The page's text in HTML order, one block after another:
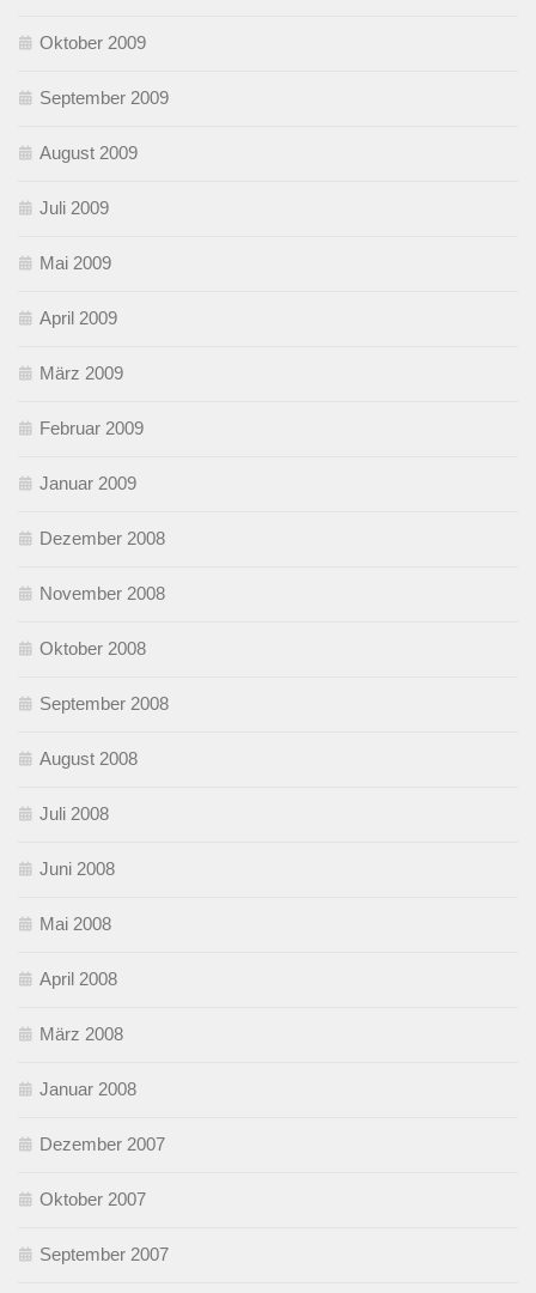
Oktober 2009
September 2009
August 2009
Juli 2009
Mai 2009
April 2009
März 2009
Februar 2009
Januar 2009
Dezember 2008
November 2008
Oktober 2008
September 2008
August 2008
Juli 2008
Juni 2008
Mai 2008
April 2008
März 2008
Januar 2008
Dezember 2007
Oktober 2007
September 2007